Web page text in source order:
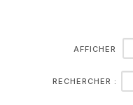
AFFICHER
RECHERCHER :